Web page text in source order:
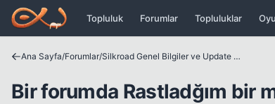
Icerige atla
Topluluk Forumlar Topluluklar
Ana Sayfa/Forumlar/ Silkroad Genel Bilgiler ve Update Bilgileri
Bir forumda Rastladğım bir